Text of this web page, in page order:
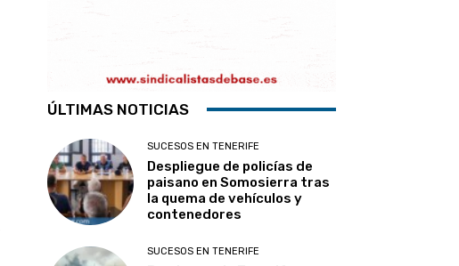
ÚLTIMAS NOTICIAS
SUCESOS EN TENERIFE
Despliegue de policías de
paisano en Somosierra tras
la quema de vehículos y
contenedores
SUCESOS EN TENERIFE